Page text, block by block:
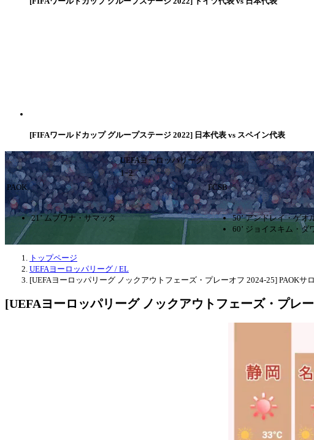
[FIFAワールドカップ グループステージ 2022] 日本代表 vs スペイン代表
UEFAヨーロッパリーグ
1ｰ2
PAOK
FCSB
21’ ムブワナ・サマッタ
50’ アンドレイ・ゲオ
60’ ジョイスキム・ダ
トップページ
UEFAヨーロッパリーグ / EL
[UEFAヨーロッパリーグ ノックアウトフェーズ・プレーオフ 2024-25] PAOKサ
[UEFAヨーロッパリーグ ノックアウトフェーズ・プレ